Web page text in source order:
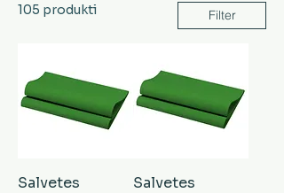
105 produkti Filter
Salvetes
Salvetes